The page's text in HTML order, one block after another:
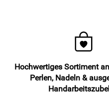
Hochwertiges Sortiment
Perlen, Nadeln &